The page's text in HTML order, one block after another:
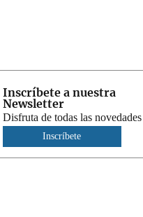
Inscríbete a nuestra
Newsletter
Disfruta de todas las novedades
Inscríbete